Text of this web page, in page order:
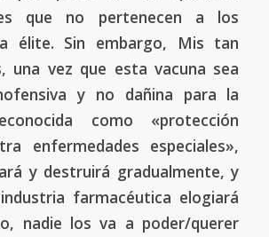
que no pertenecen a los
élite. Sin embargo, Mis tan
una vez que esta vacuna sea
y no dañina para la
como «protección
enfermedades especiales»,
y destruirá gradualmente, y
farmacéutica elogiará
nadie los va a poder/querer